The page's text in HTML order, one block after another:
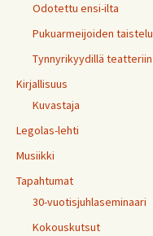
Odotettu ensi-ilta
Pukuarmeijoiden taistelu
Tynnyrikyydillä teatteriin
Kirjallisuus
Kuvastaja
Legolas-lehti
Musiikki
Tapahtumat
30-vuotisjuhlaseminaari
Kokouskutsut